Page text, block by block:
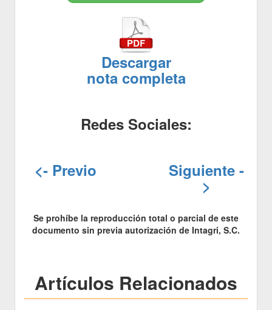
Descargar
nota completa
Redes Sociales:
<- Previo Siguiente -
>
Se prohíbe la reproducción total o parcial de este
documento sin previa autorización de Intagri, S.C.
Artículos Relacionados